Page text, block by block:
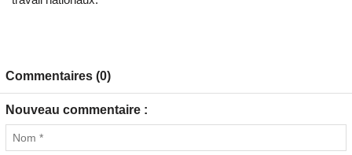
Commentaires (0)
Nouveau commentaire :